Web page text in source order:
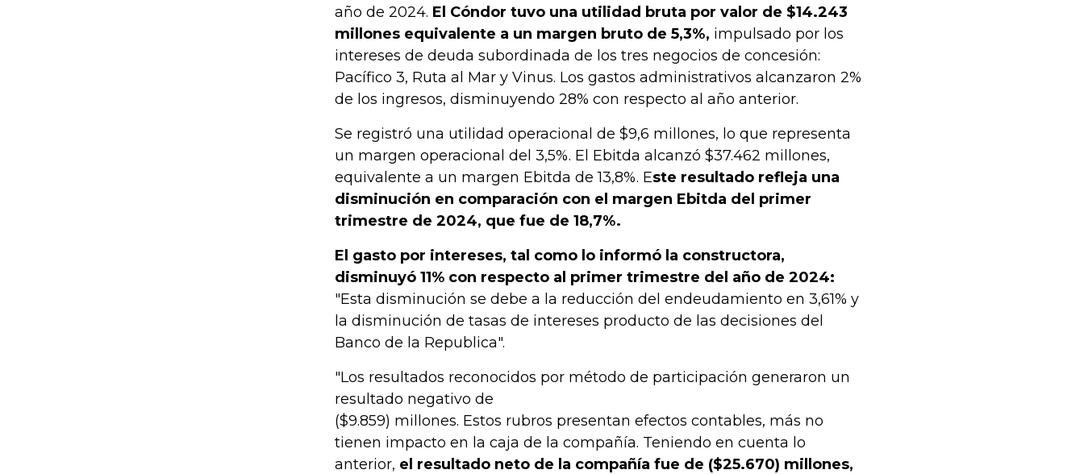
año de 2024. El Cóndor tuvo una utilidad bruta por valor de $14.243
millones equivalente a un margen bruto de 5,3%, impulsado por los
intereses de deuda subordinada de los tres negocios de concesión:
Pacífico 3, Ruta al Mar y Vinus. Los gastos administrativos alcanzaron 2%
de los ingresos, disminuyendo 28% con respecto al año anterior.
Se registró una utilidad operacional de $9,6 millones, lo que representa
un margen operacional del 3,5%. El Ebitda alcanzó $37.462 millones,
equivalente a un margen Ebitda de 13,8%. Este resultado refleja una
disminución en comparación con el margen Ebitda del primer
trimestre de 2024, que fue de 18,7%.
El gasto por intereses, tal como lo informó la constructora,
disminuyó 11% con respecto al primer trimestre del año de 2024:
"Esta disminución se debe a la reducción del endeudamiento en 3,61% y
la disminución de tasas de intereses producto de las decisiones del
Banco de la Republica".
"Los resultados reconocidos por método de participación generaron un
resultado negativo de
($9.859) millones. Estos rubros presentan efectos contables, más no
tienen impacto en la caja de la compañía. Teniendo en cuenta lo
anterior, el resultado neto de la compañía fue de ($25.670) millones,